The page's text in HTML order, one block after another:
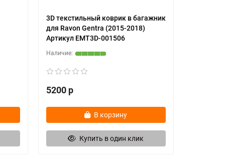
3D текстильный коврик в багажник
для Ravon Gentra (2015-2018)
Артикул EMT3D-001506
5200 р
В корзину
Купить в один клик